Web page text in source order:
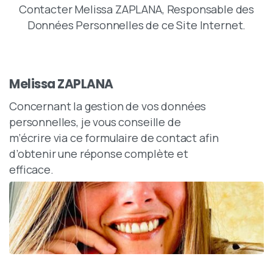
Contacter Melissa ZAPLANA, Responsable des
Données Personnelles de ce Site Internet.
Melissa ZAPLANA
Concernant la gestion de vos données
personnelles, je vous conseille de
m’écrire via ce formulaire de contact afin
d’obtenir une réponse complète et
efficace.